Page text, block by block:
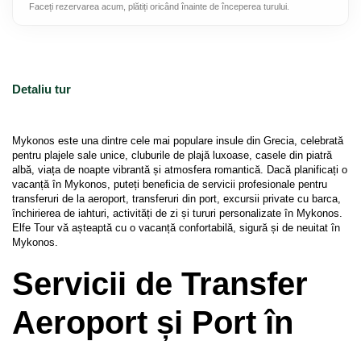
Detaliu tur
Mykonos este una dintre cele mai populare insule din Grecia, celebrată
pentru plajele sale unice, cluburile de plajă luxoase, casele din piatră
albă, viața de noapte vibrantă și atmosfera romantică. Dacă planificați o
vacanță în Mykonos, puteți beneficia de servicii profesionale pentru
transferuri de la aeroport, transferuri din port, excursii private cu barca,
închirierea de iahturi, activități de zi și tururi personalizate în Mykonos.
Elfe Tour vă așteaptă cu o vacanță confortabilă, sigură și de neuitat în
Mykonos.
Servicii de Transfer
Aeroport și Port în
Faceți rezervarea acum, plătiți oricând înainte de începerea turului.